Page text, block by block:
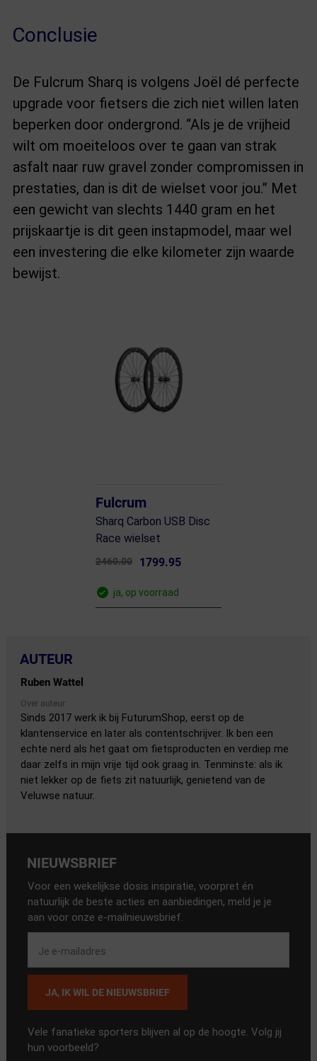
Conclusie
De Fulcrum Sharq is volgens Joël dé perfecte
upgrade voor fietsers die zich niet willen laten
beperken door ondergrond. “Als je de vrijheid
wilt om moeiteloos over te gaan van strak
asfalt naar ruw gravel zonder compromissen in
prestaties, dan is dit de wielset voor jou.” Met
een gewicht van slechts 1440 gram en het
prijskaartje is dit geen instapmodel, maar wel
een investering die elke kilometer zijn waarde
bewijst.
Fulcrum
Sharq Carbon USB Disc
Race wielset
2460.00 1799.95
ja, op voorraad
AUTEUR
Ruben Wattel
Over auteur
Sinds 2017 werk ik bij FuturumShop, eerst op de
klantenservice en later als contentschrijver. Ik ben een
echte nerd als het gaat om fietsproducten en verdiep me
daar zelfs in mijn vrije tijd ook graag in. Tenminste: als ik
niet lekker op de fiets zit natuurlijk, genietend van de
Veluwse natuur.
NIEUWSBRIEF
Voor een wekelijkse dosis inspiratie, voorpret én
natuurlijk de beste acties en aanbiedingen, meld je je
aan voor onze e-mailnieuwsbrief.
JA, IK WIL DE NIEUWSBRIEF
Vele fanatieke sporters blijven al op de hoogte. Volg jij
hun voorbeeld?